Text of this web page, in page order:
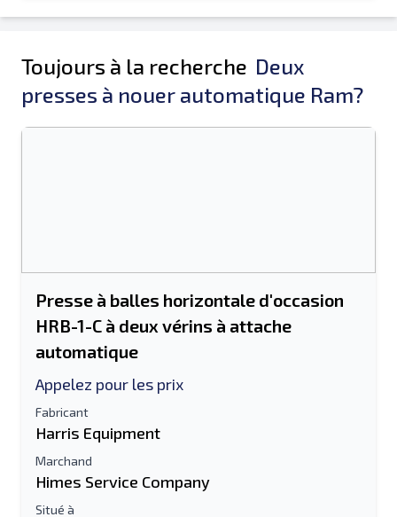
Toujours à la recherche Deux
presses à nouer automatique Ram?
Presse à balles horizontale d'occasion
HRB-1-C à deux vérins à attache
automatique
Appelez pour les prix
Fabricant
Harris Equipment
Marchand
Himes Service Company
Situé à